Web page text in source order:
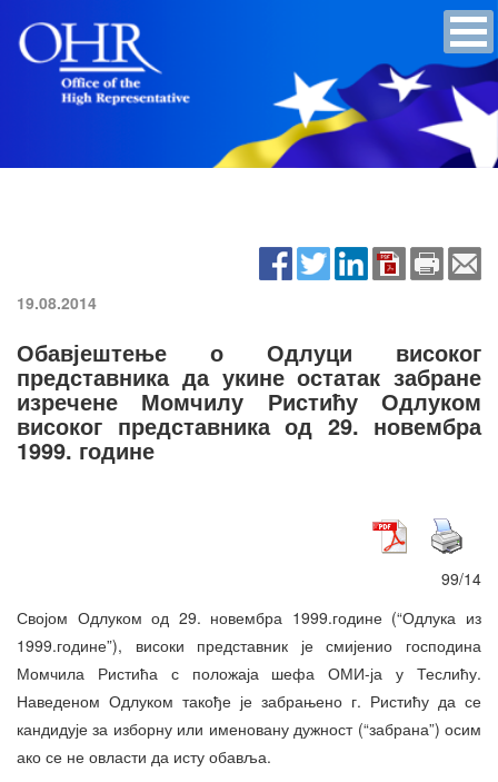
19.08.2014
Обавјештење о Одлуци високог
представника да укине остатак забране
изречене Момчилу Ристићу Одлуком
високог представника од 29. новембра
1999. године
99/14
Својом Одлуком од 29. новембра 1999.године (“Одлука из
1999.године”), високи представник је смијенио господина
Момчила Ристића с положаја шефа ОМИ-ја у Теслићу.
Наведеном Одлуком такође је забрањено г. Ристићу да се
кандидује за изборну или именовану дужност (“забрана”) осим
ако се не овласти да исту обавља.